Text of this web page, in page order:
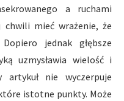
a ruchami
mieć wrażenie, że
jednak głębsze
uzmysławia wielość i
artykuł nie wyczerpuje
istotne punkty. Może